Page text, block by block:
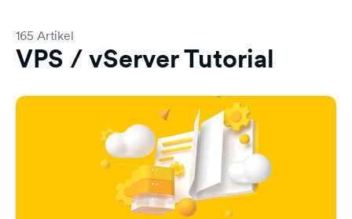
165 Artikel
VPS / vServer Tutorial